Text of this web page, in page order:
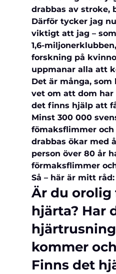
drabbas av stroke,
Därför tycker jag
viktigt att jag –
1,6-
forskning på
uppmanar alla att
Det är många,
vet om att dom har
det finns hjälp att
Minst 300 000
fömaksflimmer
drabbas ökar med
person över 80 år
förmaksflimmer
Så – här är mitt råd:
Är du
hjärta? Har
kommer
Finns det